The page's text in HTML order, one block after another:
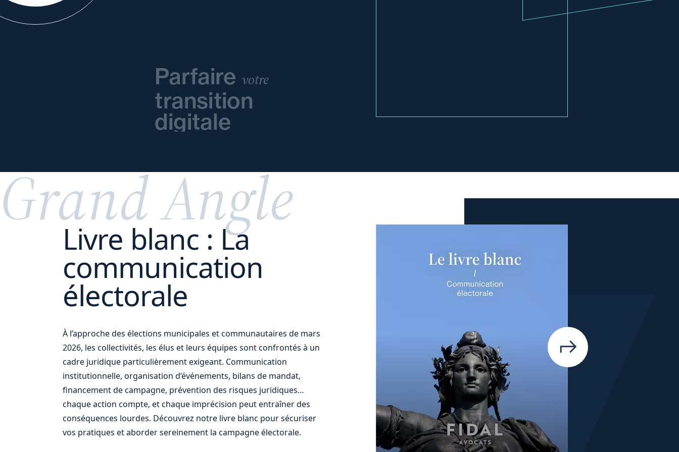
Parfaire votre
transition
digitale
et
Grand Angle
Livre blanc : La
communication
électorale
À l’approche des élections municipales et communautaires de mars
2026, les collectivités, les élus et leurs équipes sont confrontés à un
cadre juridique particulièrement exigeant. Communication
institutionnelle, organisation d’événements, bilans de mandat,
financement de campagne, prévention des risques juridiques…
chaque action compte, et chaque imprécision peut entraîner des
conséquences lourdes. Découvrez notre livre blanc pour sécuriser
vos pratiques et aborder sereinement la campagne électorale.